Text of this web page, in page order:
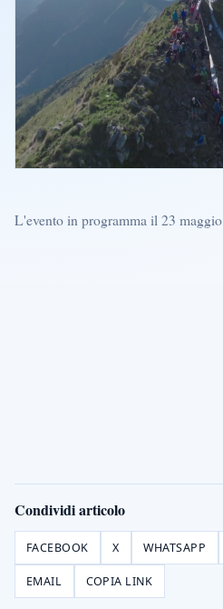
L'evento in programma il 23 maggio
Condividi articolo
FACEBOOK X WHATSAPP
EMAIL COPIA LINK